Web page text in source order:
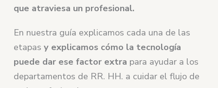
que atraviesa un profesional.
En nuestra guía explicamos cada una de las
etapas y explicamos cómo la tecnología
puede dar ese factor extra para ayudar a los
departamentos de RR. HH. a cuidar el flujo de